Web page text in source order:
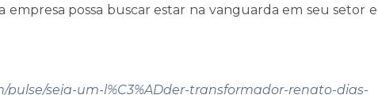
possa buscar estar na vanguarda em seu setor e
pulse/seja-um-l%C3%ADder-transformador-renato-dias-